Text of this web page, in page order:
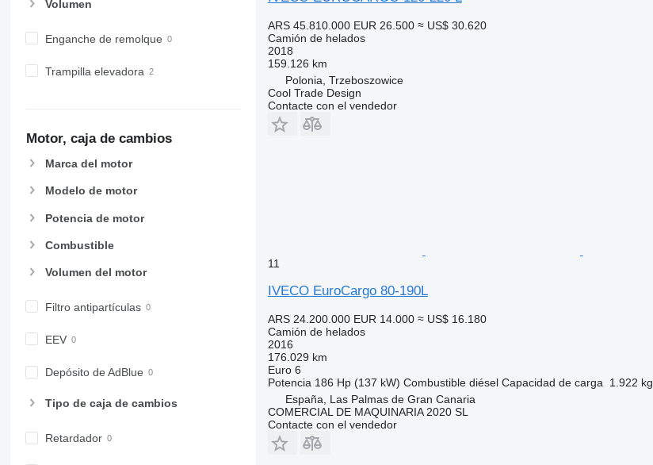
Volumen
Enganche de remolque
Trampilla elevadora
Motor, caja de cambios
Marca del motor
Modelo de motor
Potencia de motor
Combustible
Volumen del motor
Filtro antipartículas
EEV
Depósito de AdBlue
Tipo de caja de cambios
Retardador
ARS 45.810.000 EUR 26.500 ≈ US$ 30.620
Camión de helados
2018
159.126 km
Polonia, Trzeboszowice
Cool Trade Design
Contacte con el vendedor
11
IVECO EuroCargo 80-190L
ARS 24.200.000 EUR 14.000 ≈ US$ 16.180
Camión de helados
2016
176.029 km
Euro 6
Potencia 186 Hp (137 kW) Combustible diésel Capacidad de carga 1.922 kg
España, Las Palmas de Gran Canaria
COMERCIAL DE MAQUINARIA 2020 SL
Contacte con el vendedor